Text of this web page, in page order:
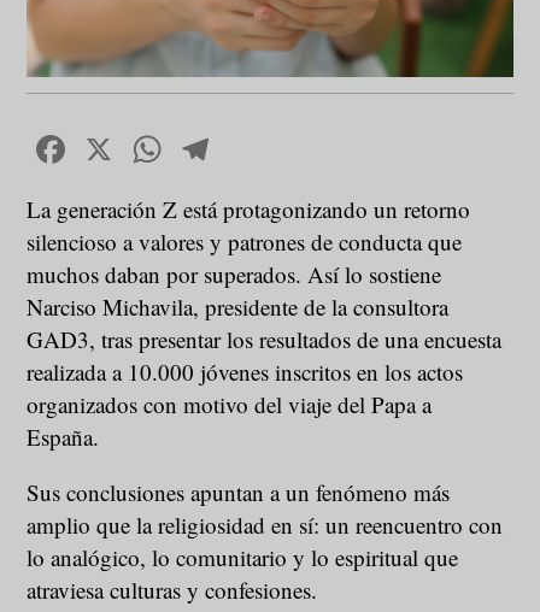
Facebook
X WhatsApp
La generación Z está protagonizando un retorno
silencioso a valores y patrones de conducta que
muchos daban por superados. Así lo sostiene
Narciso Michavila, presidente de la consultora
GAD3, tras presentar los resultados de una encuesta
realizada a 10.000 jóvenes inscritos en los actos
organizados con motivo del viaje del Papa a
España.
Sus conclusiones apuntan a un fenómeno más
amplio que la religiosidad en sí: un reencuentro con
lo analógico, lo comunitario y lo espiritual que
atraviesa culturas y confesiones.